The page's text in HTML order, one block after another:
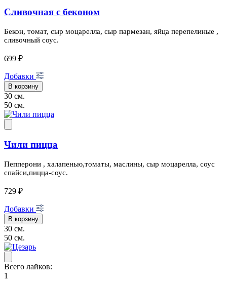
Сливочная с беконом
Бекон, томат, сыр моцарелла, сыр пармезан, яйца перепелиные ,
сливочный соус.
699 ₽
Добавки
В корзину
30 см.
50 см.
Чили пицца
Пепперони , халапенью,томаты, маслины, сыр моцарелла, соус
спайси,пицца-соус.
729 ₽
Добавки
В корзину
30 см.
50 см.
Всего лайков:
1